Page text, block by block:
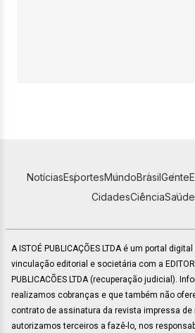
NotíciasEsportesMundoBrasilGente
CidadesCiênciaSaúde
A ISTOÉ PUBLICAÇÕES LTDA é um portal
vinculação editorial e societária com a
PUBLICACÕES LTDA (recuperação judicial).
realizamos cobranças e que também não
contrato de assinatura da revista impressa de
autorizamos terceiros a fazê-lo, nos